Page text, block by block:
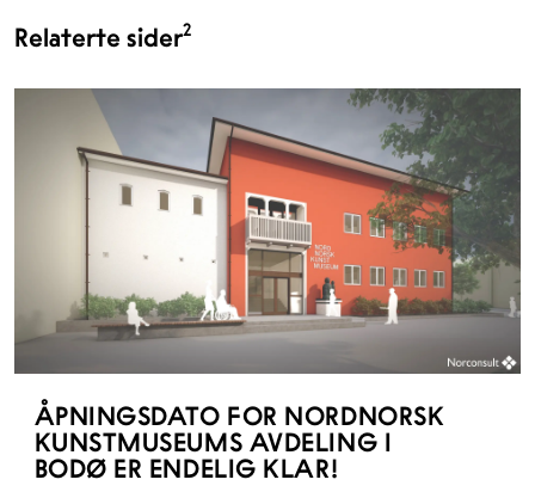
Relaterte sider2
ÅPNINGSDATO FOR NORDNORSK
KUNSTMUSEUMS AVDELING I
BODØ ER ENDELIG KLAR!